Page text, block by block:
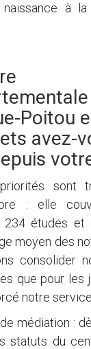
à la
Poitou
avez-
sont
: elle
234 études et
moyen des
consolider
que pour les
notre
médiation :
statuts du